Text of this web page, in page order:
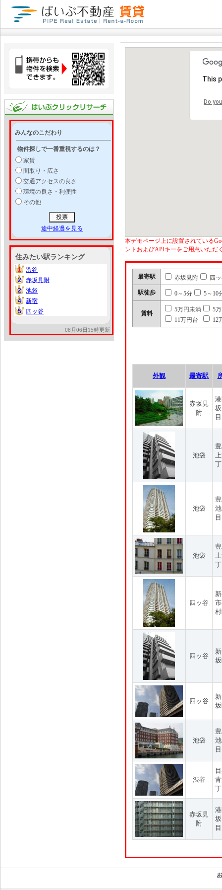
みんなのこだわり
物件探しで一番重視するのは？
家賃
間取り・広さ
交通アクセスの良さ
環境の良さ・利便性
その他
途中経過を見る
住みたい駅ランキング
1
1
渋谷
2
2
赤坂見附
2
2
池袋
4
4
新宿
5
5 四ッ谷
08月06日15時更新
This
Do
本デモページ上に設置されている
ントおよびAPIキーをご用意いただ
最寄駅 赤坂見附 四
駅徒歩 0～5分 5～10
賃料
5万円未満
5
11万円台
12
外観 最寄駅
赤坂見
附
目
池袋
池袋
目
池袋
四ッ谷
四ッ谷
四ッ谷
池袋
渋谷
赤坂見
附
目